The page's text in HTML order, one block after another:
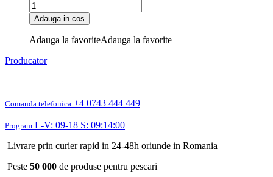
Adauga in cos
Adauga la favoriteAdauga la favorite
Producator
Comanda telefonica +4 0743 444 449
Program L-V: 09-18 S: 09:14:00
Livrare prin curier rapid in 24-48h oriunde in Romania
Peste 50 000 de produse pentru pescari